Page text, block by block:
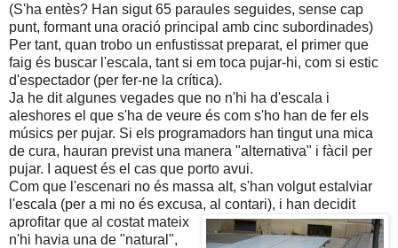
(S'ha entès? Han sigut 65 paraules seguides, sense cap
punt, formant una oració principal amb cinc subordinades)
Per tant, quan trobo un enfustissat preparat, el primer que
faig és buscar l'escala, tant si em toca pujar-hi, com si estic
d'espectador (per fer-ne la crítica).
Ja he dit algunes vegades que no n'hi ha d'escala i
aleshores el que s'ha de veure és com s'ho han de fer els
músics per pujar. Si els programadors han tingut una mica
de cura, hauran previst una manera "alternativa" i fàcil per
pujar. I aquest és el cas que porto avui.
Com que l'escenari no és massa alt, s'han volgut estalviar
l'escala (per a mi no és excusa, al contari), i han decidit
aprofitar que al costat mateix
n'hi havia una de "natural",